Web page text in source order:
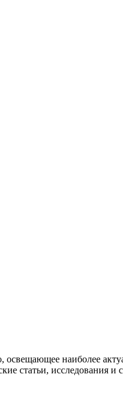
освещающее наиболее
статьи, исследования